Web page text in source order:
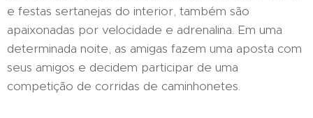
e festas sertanejas do interior, também são
apaixonadas por velocidade e adrenalina. Em uma
determinada noite, as amigas fazem uma aposta com
seus amigos e decidem participar de uma
competição de corridas de caminhonetes.